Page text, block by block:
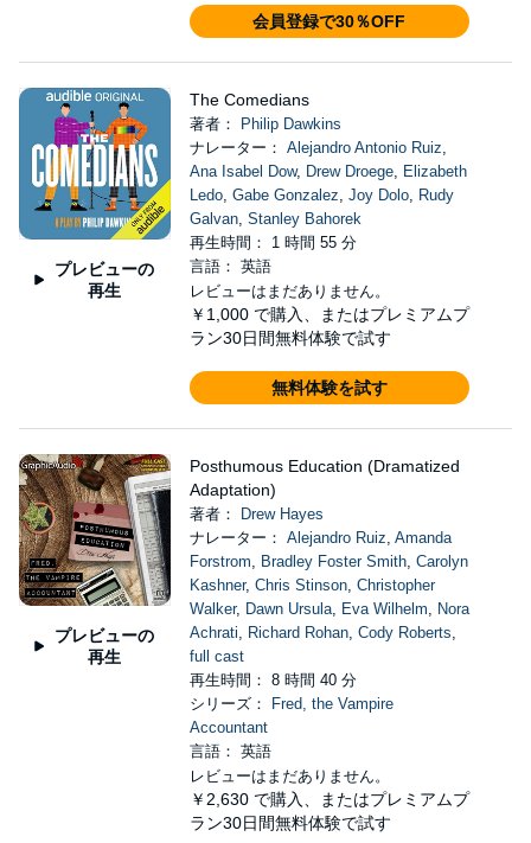
会員登録で30％OFF
プレビューの
再生
The Comedians
著者：
Philip Dawkins
ナレーター： Alejandro Antonio Ruiz,
Ana Isabel Dow, Drew Droege, Elizabeth
Ledo, Gabe Gonzalez, Joy Dolo, Rudy
Galvan, Stanley Bahorek
再生時間： 1 時間 55 分
言語： 英語
レビューはまだありません。
￥1,000 で購入、またはプレミアムプ
ラン30日間無料体験で試す
無料体験を試す
プレビューの
再生
Posthumous Education (Dramatized
Adaptation)
著者：
Drew Hayes
ナレーター： Alejandro Ruiz, Amanda
Forstrom, Bradley Foster Smith, Carolyn
Kashner, Chris Stinson, Christopher
Walker, Dawn Ursula, Eva Wilhelm, Nora
Achrati, Richard Rohan, Cody Roberts,
full cast
再生時間： 8 時間 40 分
シリーズ：
Fred, the Vampire
Accountant
言語： 英語
レビューはまだありません。
￥2,630 で購入、またはプレミアムプ
ラン30日間無料体験で試す